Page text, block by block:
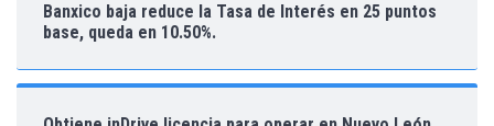
Banxico baja reduce la Tasa de Interés en 25 puntos
base, queda en 10.50%.